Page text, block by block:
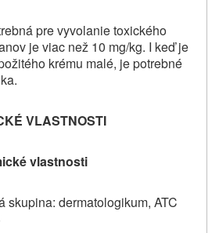
pre vyvolanie toxického
je viac než 10 mg/kg. I keď je
krému malé, je potrebné
VLASTNOSTI
vlastnosti
skupina: dermatologikum, ATC